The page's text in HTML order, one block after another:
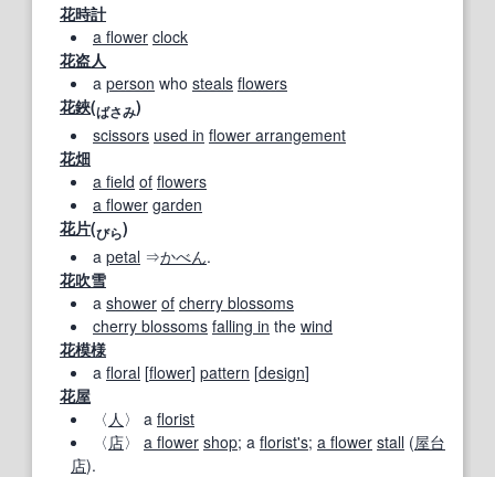
花時計
a flower clock
花盗人
a person who steals flowers
花鋏(ばさみ)
scissors used in flower arrangement
花畑
a field of flowers
a flower garden
花片(びら)
a petal ⇒かべん.
花吹雪
a shower of cherry blossoms
cherry blossoms falling in the wind
花模様
a floral [flower] pattern [design]
花屋
〈 人 〉 a florist
〈 店〉 a flower shop; a florist's; a flower stall (屋台
店).